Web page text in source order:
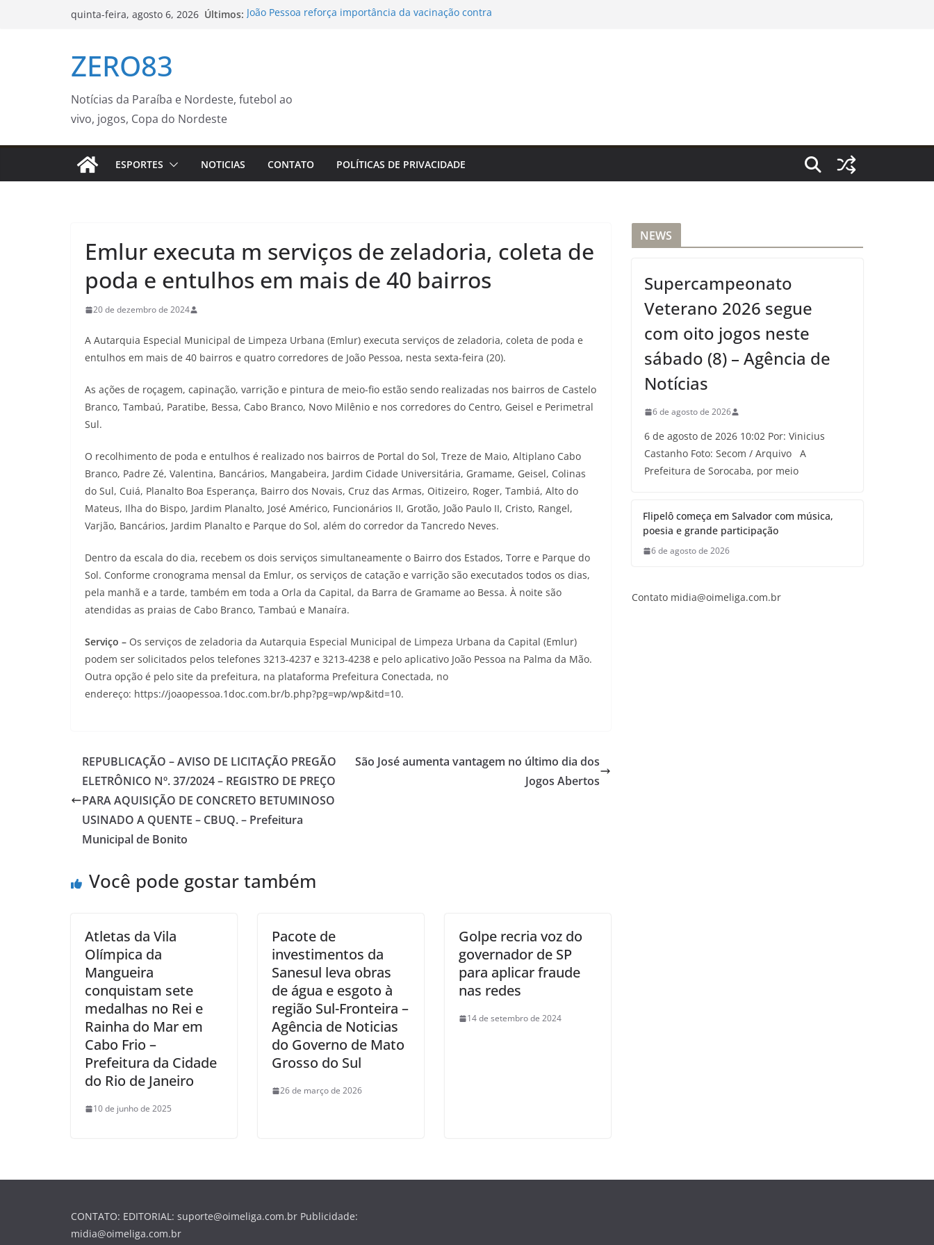
quinta-feira, agosto 6, 2026 Últimos: João Pessoa reforça importância da vacinação contra
Grupos de convivência promovem saúde, autonomia e
ZERO83
Notícias da Paraíba e Nordeste, futebol ao
vivo, jogos, Copa do Nordeste
ESPORTES NOTICIAS CONTATO POLÍTICAS DE PRIVACIDADE
Emlur executa m serviços de zeladoria, coleta de
poda e entulhos em mais de 40 bairros
20 de dezembro de 2024
A Autarquia Especial Municipal de Limpeza Urbana (Emlur) executa serviços de zeladoria, coleta de poda e
entulhos em mais de 40 bairros e quatro corredores de João Pessoa, nesta sexta-feira (20).
As ações de roçagem, capinação, varrição e pintura de meio-fio estão sendo realizadas nos bairros de Castelo
Branco, Tambaú, Paratibe, Bessa, Cabo Branco, Novo Milênio e nos corredores do Centro, Geisel e Perimetral
Sul.
O recolhimento de poda e entulhos é realizado nos bairros de Portal do Sol, Treze de Maio, Altiplano Cabo
Branco, Padre Zé, Valentina, Bancários, Mangabeira, Jardim Cidade Universitária, Gramame, Geisel, Colinas
do Sul, Cuiá, Planalto Boa Esperança, Bairro dos Novais, Cruz das Armas, Oitizeiro, Roger, Tambiá, Alto do
Mateus, Ilha do Bispo, Jardim Planalto, José Américo, Funcionários II, Grotão, João Paulo II, Cristo, Rangel,
Varjão, Bancários, Jardim Planalto e Parque do Sol, além do corredor da Tancredo Neves.
Dentro da escala do dia, recebem os dois serviços simultaneamente o Bairro dos Estados, Torre e Parque do
Sol. Conforme cronograma mensal da Emlur, os serviços de catação e varrição são executados todos os dias,
pela manhã e a tarde, também em toda a Orla da Capital, da Barra de Gramame ao Bessa. À noite são
atendidas as praias de Cabo Branco, Tambaú e Manaíra.
Serviço – Os serviços de zeladoria da Autarquia Especial Municipal de Limpeza Urbana da Capital (Emlur)
podem ser solicitados pelos telefones 3213-4237 e 3213-4238 e pelo aplicativo João Pessoa na Palma da Mão.
Outra opção é pelo site da prefeitura, na plataforma Prefeitura Conectada, no
endereço: https://joaopessoa.1doc.com.br/b.php?pg=wp/wp&itd=10.
REPUBLICAÇÃO – AVISO DE LICITAÇÃO PREGÃO
ELETRÔNICO Nº. 37/2024 – REGISTRO DE PREÇO
PARA AQUISIÇÃO DE CONCRETO BETUMINOSO
USINADO A QUENTE – CBUQ. – Prefeitura
Municipal de Bonito
São José aumenta vantagem no último dia dos
Jogos Abertos
Você pode gostar também
Atletas da Vila
Olímpica da
Mangueira
conquistam sete
medalhas no Rei e
Rainha do Mar em
Cabo Frio –
Prefeitura da Cidade
do Rio de Janeiro
10 de junho de 2025
Pacote de
investimentos da
Sanesul leva obras
de água e esgoto à
região Sul-Fronteira –
Agência de Noticias
do Governo de Mato
Grosso do Sul
26 de março de 2026
Golpe recria voz do
governador de SP
para aplicar fraude
nas redes
14 de setembro de 2024
NEWS
Supercampeonato
Veterano 2026 segue
com oito jogos neste
sábado (8) – Agência de
Notícias
6 de agosto de 2026
6 de agosto de 2026 10:02 Por: Vinicius
Castanho Foto: Secom / Arquivo A
Prefeitura de Sorocaba, por meio
Flipelô começa em Salvador com música,
poesia e grande participação
6 de agosto de 2026
Contato midia@oimeliga.com.br
CONTATO: EDITORIAL: suporte@oimeliga.com.br Publicidade:
midia@oimeliga.com.br